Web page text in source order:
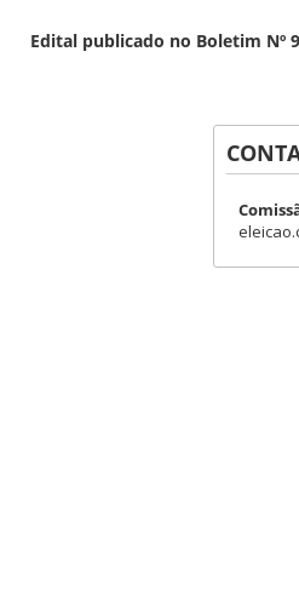
Edital publicado no Boletim Nº